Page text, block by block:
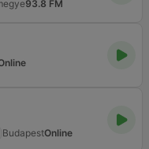
93.8 FM
BudapestOnline